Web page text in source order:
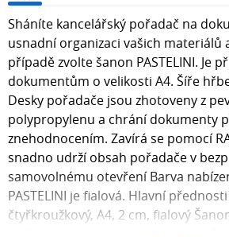
Sháníte kancelářský pořadač na
usnadní organizaci vašich materiálů
případě zvolte šanon PASTELINI. Je
dokumentům o velikosti A4. Šíře
Desky pořadače jsou zhotoveny z
polypropylenu a chrání dokumenty
znehodnocením. Zavírá se pomocí
snadno udrží obsah pořadače v
samovolnému otevření Barva
PASTELINI je fialová. Hlavní
čtyřkroužkový, A4, 2 cm, fialový